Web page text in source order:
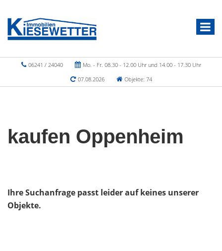
06241 / 24040
Mo. - Fr. 08.30 - 12.00 Uhr und 14.00 - 17.30 Uhr
07.08.2026
Objekte: 74
kaufen Oppenheim
Ihre Suchanfrage passt leider auf keines unserer
Objekte.